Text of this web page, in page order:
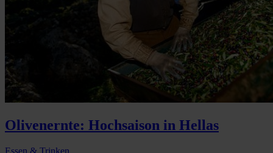
Olivenernte: Hochsaison in Hellas
Essen & Trinken